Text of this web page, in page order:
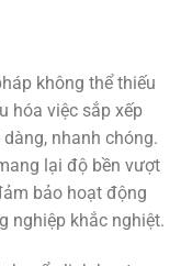
không thể thiếu
hóa việc sắp xếp
nhanh chóng.
lại độ bền vượt
bảo hoạt động
nghiệp khắc nghiệt.